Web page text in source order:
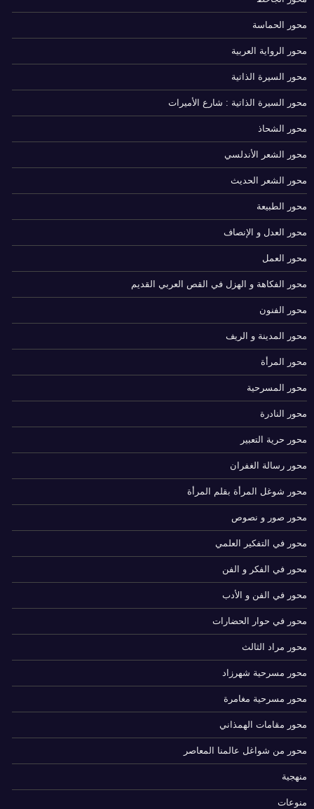
محور الحماسة
محور الرواية العربية
محور السيرة الذاتية
محور السيرة الذاتية : شارع الأميرات
محور الشحاذ
محور الشعر الأندلسي
محور الشعر الحديث
محور الطبيعة
محور العدل و الإنصاف
محور العمل
محور الفكاهة و الهزل في القص العربي القديم
محور الفنون
محور المدينة و الريف
محور المرأة
محور المسرحية
محور النادرة
محور حرية التعبير
محور رسالة الغفران
محور شوغل المرأة بقلم المرأة
محور صور و نصوص
محور في التفكير العلمي
محور في الفكر و الفن
محور في الفن و الأدب
محور في حوار الحضارات
محور مراد الثالث
محور مسرحية شهرزاد
محور مسرحية مغامرة
محور مقامات الهمذاني
محور من شواغل عالمنا المعاصر
منهجية
منوعات